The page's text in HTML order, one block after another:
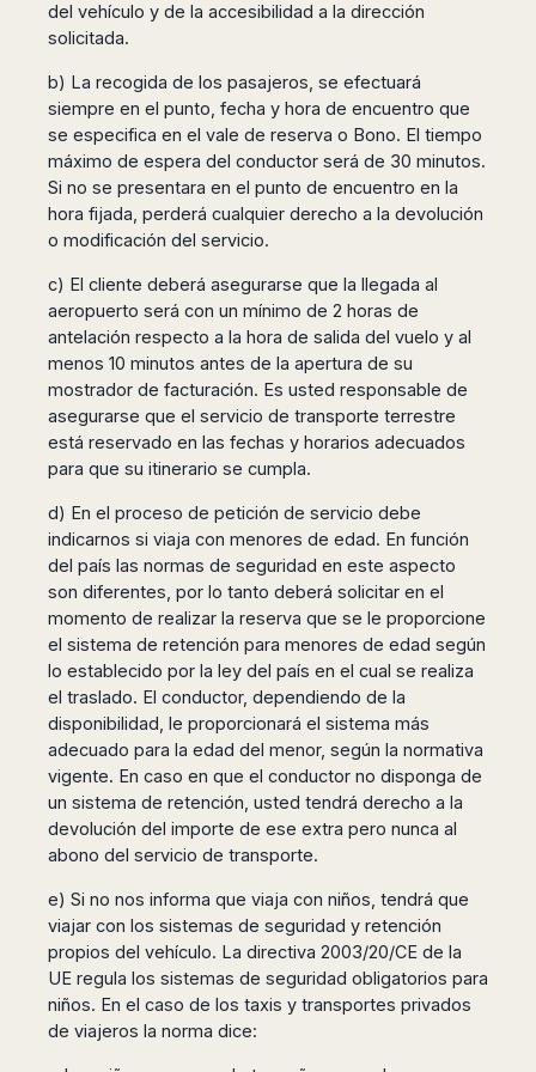
del vehículo y de la accesibilidad a la dirección
solicitada.
b) La recogida de los pasajeros, se efectuará
siempre en el punto, fecha y hora de encuentro que
se especifica en el vale de reserva o Bono. El tiempo
máximo de espera del conductor será de 30 minutos.
Si no se presentara en el punto de encuentro en la
hora fijada, perderá cualquier derecho a la devolución
o modificación del servicio.
c) El cliente deberá asegurarse que la llegada al
aeropuerto será con un mínimo de 2 horas de
antelación respecto a la hora de salida del vuelo y al
menos 10 minutos antes de la apertura de su
mostrador de facturación. Es usted responsable de
asegurarse que el servicio de transporte terrestre
está reservado en las fechas y horarios adecuados
para que su itinerario se cumpla.
d) En el proceso de petición de servicio debe
indicarnos si viaja con menores de edad. En función
del país las normas de seguridad en este aspecto
son diferentes, por lo tanto deberá solicitar en el
momento de realizar la reserva que se le proporcione
el sistema de retención para menores de edad según
lo establecido por la ley del país en el cual se realiza
el traslado. El conductor, dependiendo de la
disponibilidad, le proporcionará el sistema más
adecuado para la edad del menor, según la normativa
vigente. En caso en que el conductor no disponga de
un sistema de retención, usted tendrá derecho a la
devolución del importe de ese extra pero nunca al
abono del servicio de transporte.
e) Si no nos informa que viaja con niños, tendrá que
viajar con los sistemas de seguridad y retención
propios del vehículo. La directiva 2003/20/CE de la
UE regula los sistemas de seguridad obligatorios para
niños. En el caso de los taxis y transportes privados
de viajeros la norma dice: